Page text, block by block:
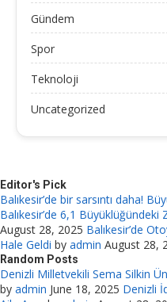
Gündem
Spor
Teknoloji
Uncategorized
Editor's Pick
Balıkesir’de bir sarsıntı daha!
Balıkesir’de 6,1
August 28, 2025 Balıkesir’de
Hale Geldi by admin August 28,
Random Posts
Denizli Milletvekili Sema Silkin
by admin June 18, 2025 Denizli